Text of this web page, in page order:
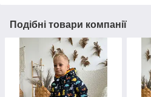
Подібні товари компанії